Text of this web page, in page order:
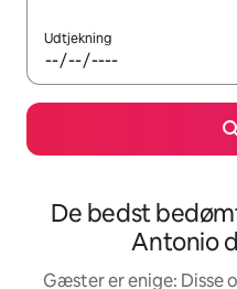
Udtjekning
De bedst
Antonio
Gæster er enige: Disse